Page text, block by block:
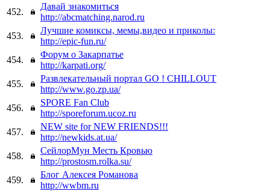
452.
Давай знакомиться
http://abcmatching.narod.ru
453.
Лучшие комиксы, мемы,видео и приколы:
http://epic-fun.ru/
454.
Форум о Закарпатье
http://karpati.org/
455.
Развлекательный портал GO ! CHILLOUT
http://www.go.zp.ua/
456.
SPORE Fan Club
http://sporeforum.ucoz.ru
457.
NEW site for NEW FRIENDS!!!
http://newkids.at.ua/
458.
СейлорМун Месть Кровью
http://prostosm.rolka.su/
459.
Блог Алексея Романова
http://wwbm.ru